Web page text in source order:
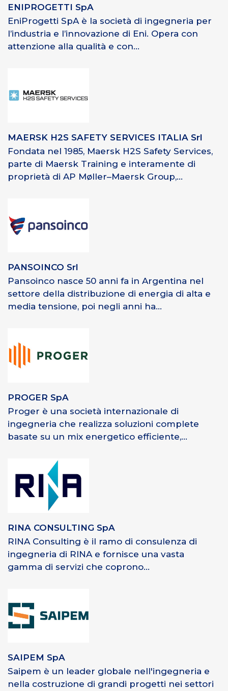
ENIPROGETTI SpA
EniProgetti SpA è la società di ingegneria per
l’industria e l’innovazione di Eni. Opera con
attenzione alla qualità e con...
MAERSK H2S SAFETY SERVICES ITALIA Srl
Fondata nel 1985, Maersk H2S Safety Services,
parte di Maersk Training e interamente di
proprietà di AP Møller–Maersk Group,...
PANSOINCO Srl
Pansoinco nasce 50 anni fa in Argentina nel
settore della distribuzione di energia di alta e
media tensione, poi negli anni ha...
PROGER SpA
Proger è una società internazionale di
ingegneria che realizza soluzioni complete
basate su un mix energetico efficiente,...
RINA CONSULTING SpA
RINA Consulting è il ramo di consulenza di
ingegneria di RINA e fornisce una vasta
gamma di servizi che coprono...
SAIPEM SpA
Saipem è un leader globale nell'ingegneria e
nella costruzione di grandi progetti nei settori